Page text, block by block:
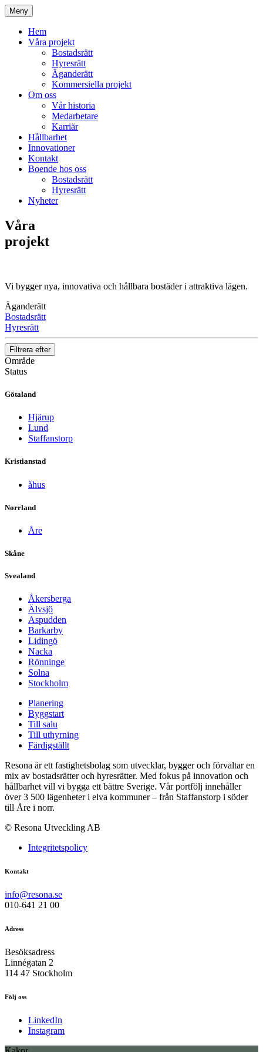
Meny
Hem
Våra projekt
Bostadsrätt
Hyresrätt
Äganderätt
Kommersiella projekt
Om oss
Vår historia
Medarbetare
Karriär
Hållbarhet
Innovationer
Kontakt
Boende hos oss
Bostadsrätt
Hyresrätt
Nyheter
Våra
projekt
Vi bygger nya, innovativa och hållbara bostäder i attraktiva lägen.
Äganderätt
Bostadsrätt
Hyresrätt
Filtrera efter
Område
Status
Götaland
Hjärup
Lund
Staffanstorp
Kristianstad
åhus
Norrland
Åre
Skåne
Svealand
Åkersberga
Älvsjö
Aspudden
Barkarby
Lidingö
Nacka
Rönninge
Solna
Stockholm
Planering
Byggstart
Till salu
Till uthyrning
Färdigställt
Resona är ett fastighetsbolag som utvecklar, bygger och förvaltar en
mix av bostadsrätter och hyresrätter. Med fokus på innovation och
hållbarhet vill vi bygga ett bättre Sverige. Vår portfölj innehåller
över 3 500 lägenheter i elva kommuner – från Staffanstorp i söder
till Åre i norr.
© Resona Utveckling AB
Integritetspolicy
Kontakt
info@resona.se
010-641 21 00
Adress
Besöksadress
Linnégatan 2
114 47 Stockholm
Följ oss
LinkedIn
Instagram